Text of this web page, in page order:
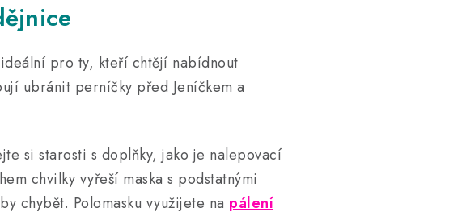
pro ty, kteří chtějí nabídnout
ubránit perníčky před Jeníčkem a
si starosti s doplňky, jako je nalepovací
chvilky vyřeší maska s podstatnými
chybět. Polomasku využijete na pálení